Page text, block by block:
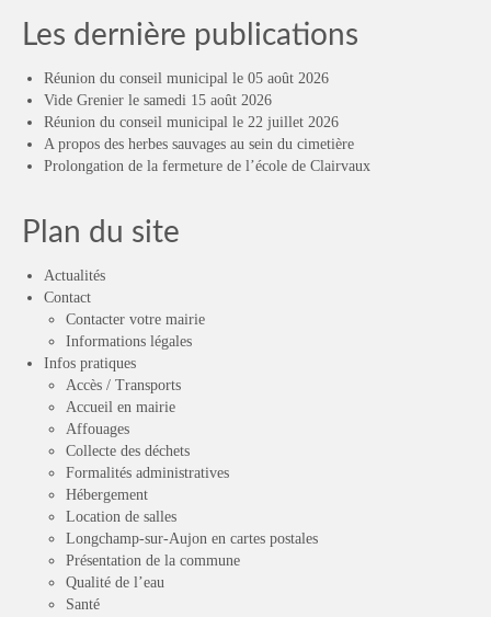
Les dernière publications
Réunion du conseil municipal le 05 août 2026
Vide Grenier le samedi 15 août 2026
Réunion du conseil municipal le 22 juillet 2026
A propos des herbes sauvages au sein du cimetière
Prolongation de la fermeture de l’école de Clairvaux
Plan du site
Actualités
Contact
Contacter votre mairie
Informations légales
Infos pratiques
Accès / Transports
Accueil en mairie
Affouages
Collecte des déchets
Formalités administratives
Hébergement
Location de salles
Longchamp-sur-Aujon en cartes postales
Présentation de la commune
Qualité de l’eau
Santé